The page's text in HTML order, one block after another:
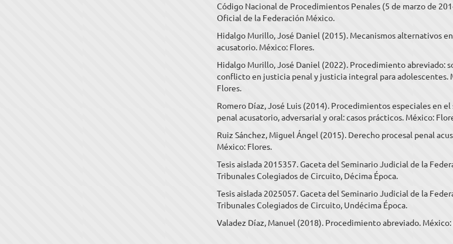
Código Nacional de Procedimientos Penales (5 de marzo de
Oficial de la Federación México.
Hidalgo Murillo, José Daniel (2015). Mecanismos alternativos
acusatorio. México: Flores.
Hidalgo Murillo, José Daniel (2022). Procedimiento abreviado:
conflicto en justicia penal y justicia integral para adolescentes.
Flores.
Romero Díaz, José Luis (2014). Procedimientos especiales en
penal acusatorio, adversarial y oral: casos prácticos. México:
Ruiz Sánchez, Miguel Ángel (2015). Derecho procesal penal
México: Flores.
Tesis aislada 2015357. Gaceta del Seminario Judicial de la
Tribunales Colegiados de Circuito, Décima Época.
Tesis aislada 2025057. Gaceta del Seminario Judicial de la
Tribunales Colegiados de Circuito, Undécima Época.
Valadez Díaz, Manuel (2018). Procedimiento abreviado. México: